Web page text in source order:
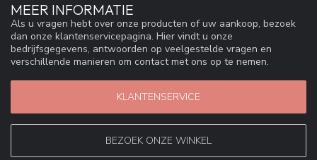
MEER INFORMATIE
Als u vragen hebt over onze producten of uw aankoop, bezoek
dan onze klantenservicepagina. Hier vindt u onze
bedrijfsgegevens, antwoorden op veelgestelde vragen en
verschillende manieren om contact met ons op te nemen.
KLANTENSERVICE
BEZOEK ONZE WINKEL